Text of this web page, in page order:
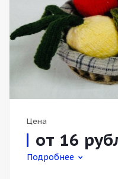
Цена
от 16 руб
Подробнее